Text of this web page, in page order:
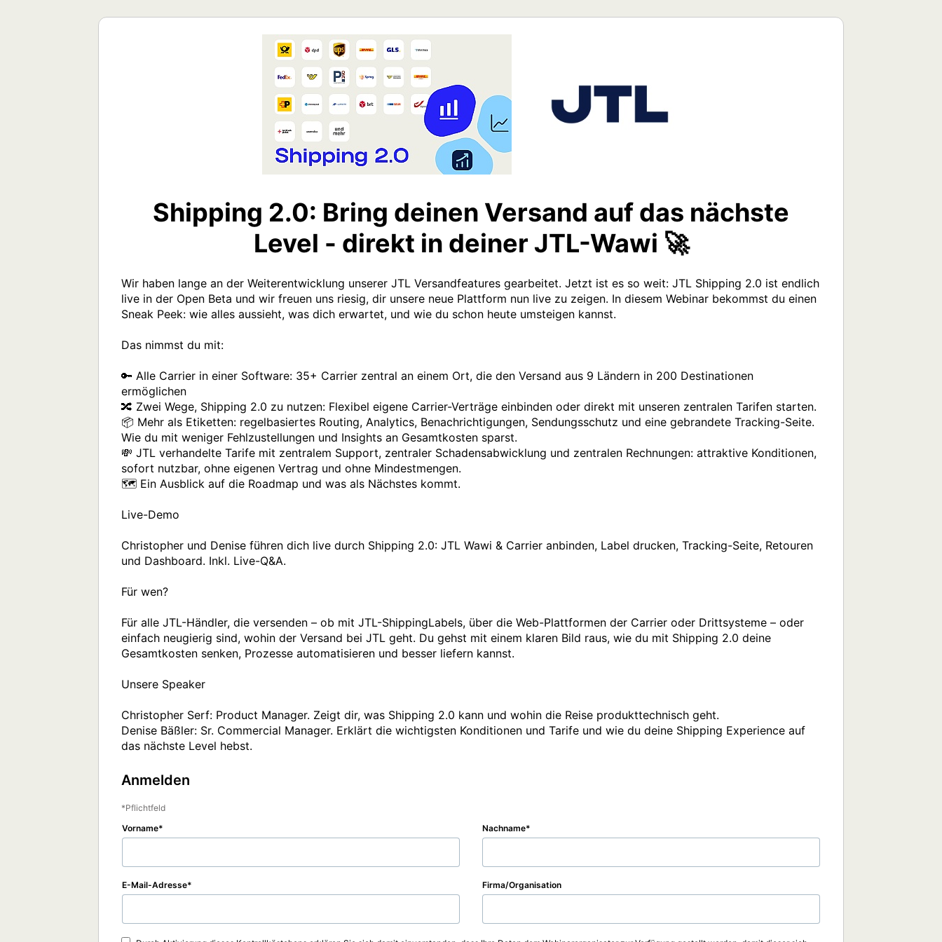
Shipping 2.0: Bring deinen Versand auf das nächste
Level - direkt in deiner JTL-Wawi 🚀
Wir haben lange an der Weiterentwicklung unserer JTL Versandfeatures gearbeitet. Jetzt ist es so weit: JTL Shipping 2.0 ist endlich
live in der Open Beta und wir freuen uns riesig, dir unsere neue Plattform nun live zu zeigen. In diesem Webinar bekommst du einen
Sneak Peek: wie alles aussieht, was dich erwartet, und wie du schon heute umsteigen kannst.
Das nimmst du mit:
🔑 Alle Carrier in einer Software: 35+ Carrier zentral an einem Ort, die den Versand aus 9 Ländern in 200 Destinationen
ermöglichen
🔀 Zwei Wege, Shipping 2.0 zu nutzen: Flexibel eigene Carrier-Verträge einbinden oder direkt mit unseren zentralen Tarifen starten.
📦 Mehr als Etiketten: regelbasiertes Routing, Analytics, Benachrichtigungen, Sendungsschutz und eine gebrandete Tracking-Seite.
Wie du mit weniger Fehlzustellungen und Insights an Gesamtkosten sparst.
💸 JTL verhandelte Tarife mit zentralem Support, zentraler Schadensabwicklung und zentralen Rechnungen: attraktive Konditionen,
sofort nutzbar, ohne eigenen Vertrag und ohne Mindestmengen.
🗺️ Ein Ausblick auf die Roadmap und was als Nächstes kommt.
Live-Demo
Christopher und Denise führen dich live durch Shipping 2.0: JTL Wawi & Carrier anbinden, Label drucken, Tracking-Seite, Retouren
und Dashboard. Inkl. Live-Q&A.
Für wen?
Für alle JTL-Händler, die versenden – ob mit JTL-ShippingLabels, über die Web-Plattformen der Carrier oder Drittsysteme – oder
einfach neugierig sind, wohin der Versand bei JTL geht. Du gehst mit einem klaren Bild raus, wie du mit Shipping 2.0 deine
Gesamtkosten senken, Prozesse automatisieren und besser liefern kannst.
Unsere Speaker
Christopher Serf: Product Manager. Zeigt dir, was Shipping 2.0 kann und wohin die Reise produkttechnisch geht.
Denise Bäßler: Sr. Commercial Manager. Erklärt die wichtigsten Konditionen und Tarife und wie du deine Shipping Experience auf
das nächste Level hebst.
Anmelden
Pflichtfeld
Vorname
Nachname
E-Mail-Adresse Firma/Organisation